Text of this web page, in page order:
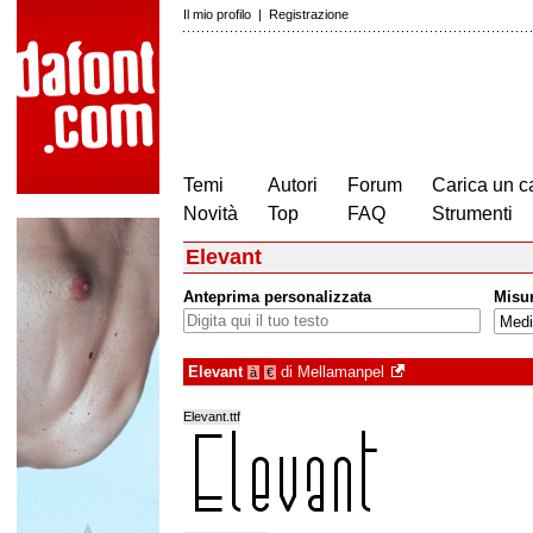
Il mio profilo | Registrazione
Temi
Novità
Autori
Top
Forum
FAQ
Carica un
Strumenti
Elevant
Anteprima personalizzata
Elevant à € di Mellamanpel
Elevant.ttf